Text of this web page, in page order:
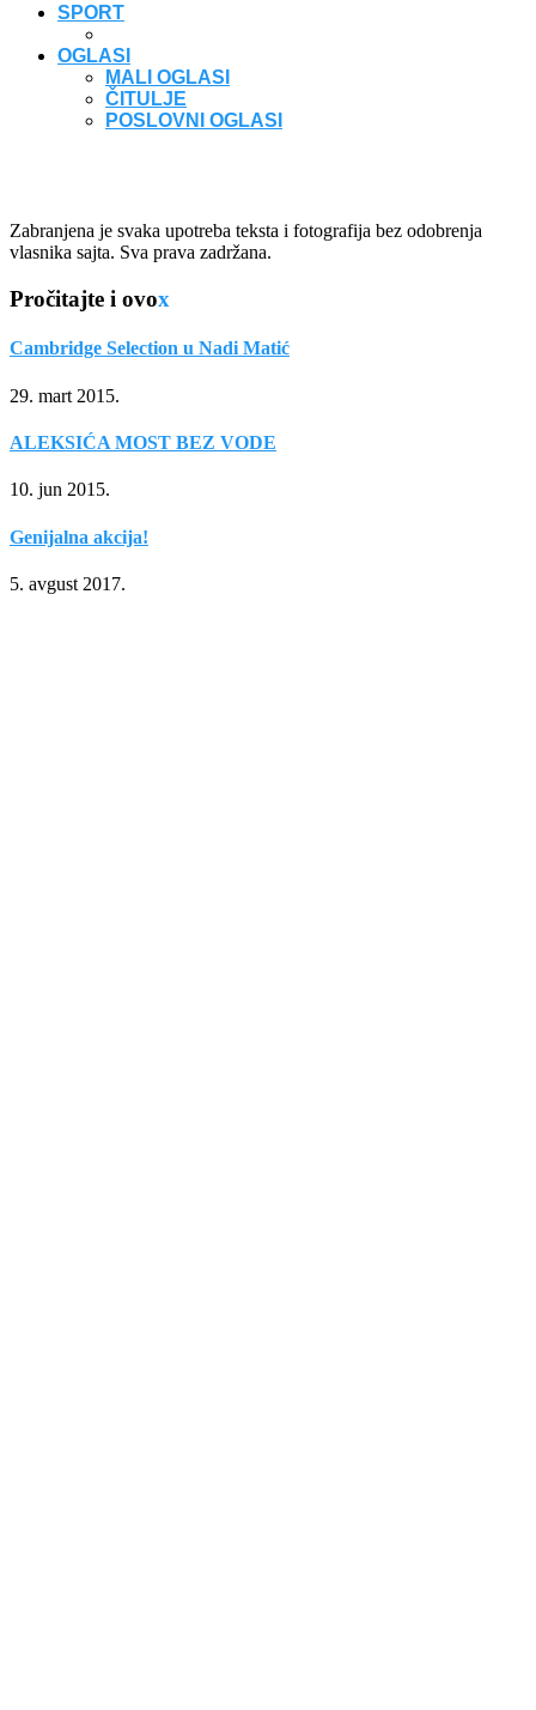
SPORT
OGLASI
MALI OGLASI
ČITULJE
POSLOVNI OGLASI
Zabranjena je svaka upotreba teksta i fotografija bez odobrenja
vlasnika sajta. Sva prava zadržana.
Pročitajte i ovox
Cambridge Selection u Nadi Matić
29. mart 2015.
ALEKSIĆA MOST BEZ VODE
10. jun 2015.
Genijalna akcija!
5. avgust 2017.